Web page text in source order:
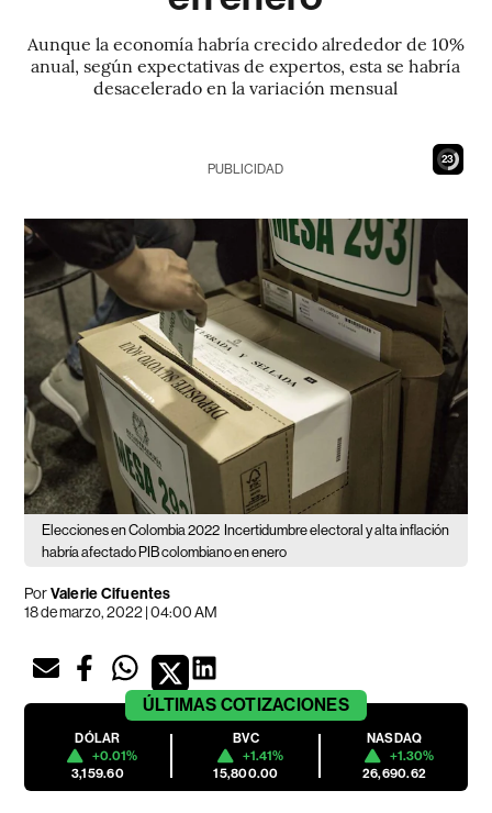
Aunque la economía habría crecido alrededor de 10%
anual, según expectativas de expertos, esta se habría
desacelerado en la variación mensual
21
PUBLICIDAD
Elecciones en Colombia 2022 Incertidumbre electoral y alta inflación
habría afectado PIB colombiano en enero
PorValerie Cifuentes
18 de marzo, 2022 | 04:00 AM
ÚLTIMAS COTIZACIONES
DÓLAR
+0.01%
3,159.60
BVC
+1.41%
15,800.00
NASDAQ
+1.30%
26,690.62